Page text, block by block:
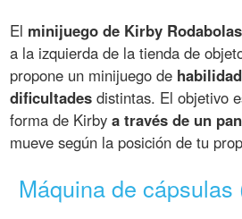
El minijuego de Kirby Rodabolas
a la izquierda de la tienda de
propone un minijuego de
dificultades distintas. El objetivo
forma de Kirbya través de un
mueve según la posición de tu
Máquina de cápsulas